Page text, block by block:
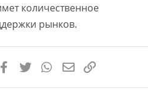
количественное
рынков.
FacebookTwitter WhatsAppЭлектронная почта